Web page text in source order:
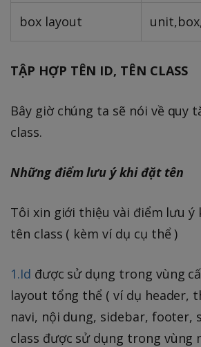
box layout
TẬP HỢP TÊN ID, TÊN CLASS
Bây giờ chúng ta sẽ nói về quy
class.
Những điểm lưu ý khi đặt tên
Tôi xin giới thiệu vài điểm lưu ý
tên class ( kèm ví dụ cụ thể )
1.Id được sử dụng trong vùng
layout tổng thể ( ví dụ header,
navi, nội dung, sidebar, footer,
class được sử dụng trong vùng